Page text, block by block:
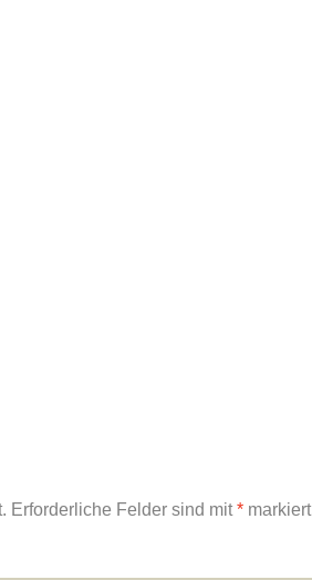
Erforderliche Felder sind mit* markiert